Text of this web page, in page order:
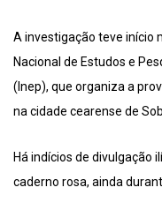
A investigação teve início
Nacional de Estudos e
(Inep), que organiza a
na cidade cearense de
Há indícios de divulgação
caderno rosa, ainda